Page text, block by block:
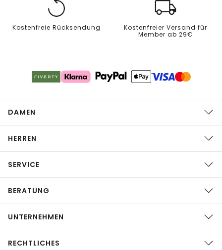
Kostenfreie Rücksendung
Kostenfreier Versand für
Member ab 29€
DAMEN
HERREN
SERVICE
BERATUNG
UNTERNEHMEN
RECHTLICHES